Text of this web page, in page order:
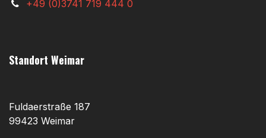
+49 (0)3741 719 444 0
Standort Weimar
Fuldaerstraße 187
99423 Weimar